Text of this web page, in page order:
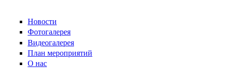
Новости
Фотогалерея
Видеогалерея
План мероприятий
О нас